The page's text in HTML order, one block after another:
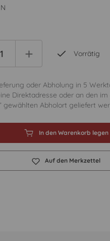
N
Vorrätig
oder Abholung in 5
Direktadresse oder an den im
gewählten Abholort geliefert
In den Warenkorb legen
Auf den Merkzettel